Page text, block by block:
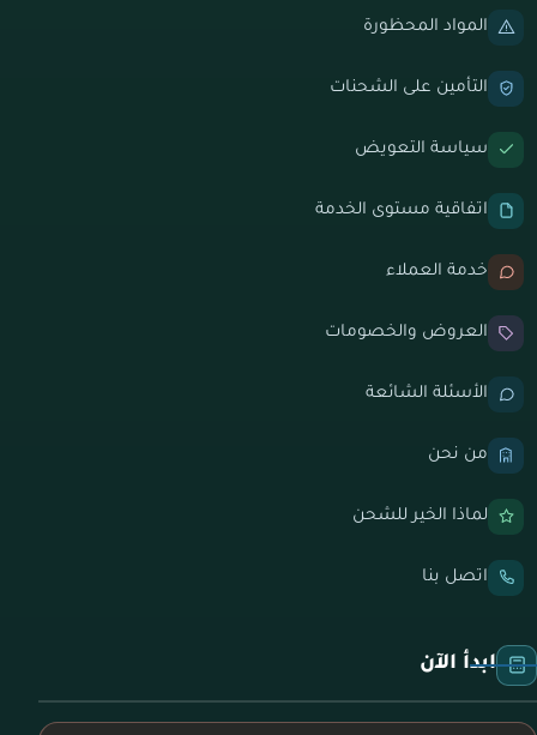
المواد المحظورة
التأمين على الشحنات
سياسة التعويض
اتفاقية مستوى الخدمة
خدمة العملاء
العروض والخصومات
الأسئلة الشائعة
من نحن
لماذا الخير للشحن
اتصل بنا
ابدأ الآن